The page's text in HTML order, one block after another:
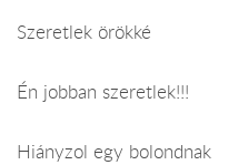
Szeretlek örökké
Én jobban szeretlek!!!
Hiányzol egy bolondnak